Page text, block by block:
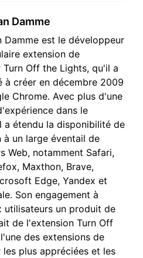
Damme
Damme est le développeur
extension de
Turn Off the Lights, qu'il a
à créer en décembre 2009
Chrome. Avec plus d'une
dans le
a étendu la disponibilité de
à un large éventail de
Web, notamment Safari,
Maxthon, Brave,
Edge, Yandex et
Son engagement à
utilisateurs un produit de
de l'extension Turn Off
des extensions de
les plus appréciées et les